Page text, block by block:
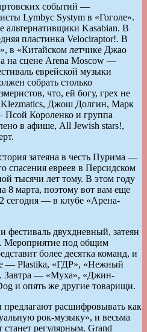
событий —
Lymbyc Systym в «Гоголе».
Kasabian. В
пластинка Velociraptor!. В
в «Китайском летчике Джао
на сцене Arena Moscow —
еврейской музыки
собрать столько
что, ей богу, грех не
Klezmatics, Джош Долгин, Марк
Короленко и группа
в афише, All Jewish stars!,
затеяна в честь Пурима —
спасения евреев в Персидском
тысячи лет тому. В этом году
8 марта, поэтому вот вам еще
сегодня — в клубе «Арена-
фестиваль двухдневный, затеян
Мероприятие под общим
более десятка команд, и
— Plastika, «ГДР», «Нежный
Завтра — «Муха», «Джин-
и опять же другие товарищи.
расшифровывать как
рок-музыку», и весьма
станет регулярным. Grand